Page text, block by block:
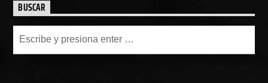
BUSCAR